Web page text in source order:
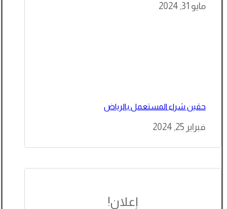
مايو 31, 2024
حقين شراء المستعمل بالرياض
فبراير 25, 2024
إعلان!